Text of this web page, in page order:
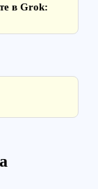
в Grok: